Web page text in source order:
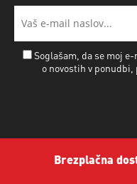
Soglašam, da se moj
o novostih v
Brezplačna